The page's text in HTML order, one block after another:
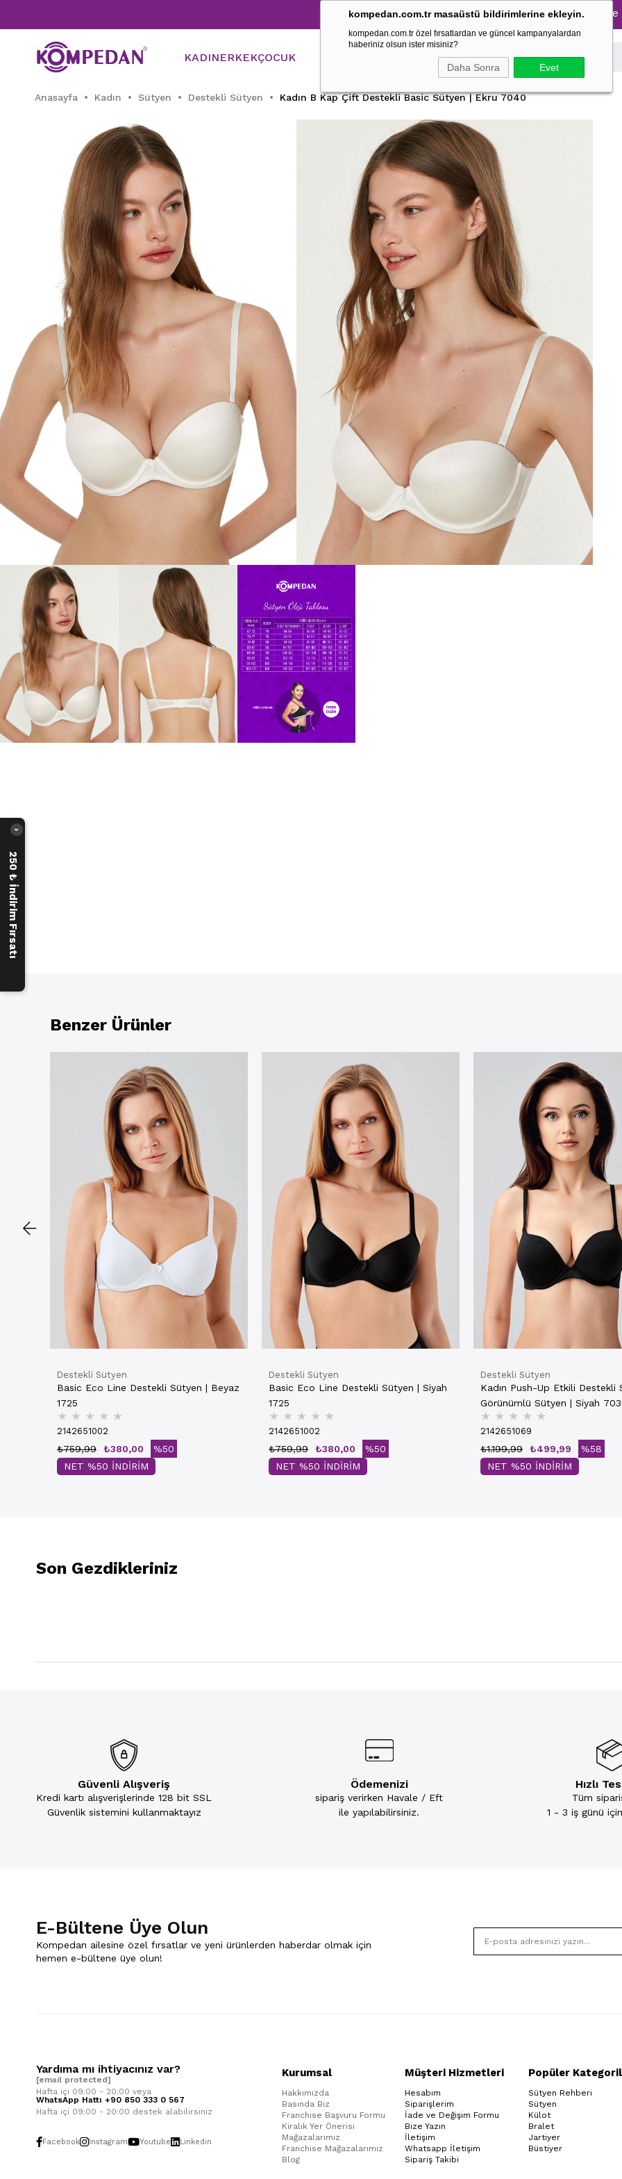
kompedan.com.tr masaüstü bildirimlerine ekleyin.
kompedan.com.tr özel fırsatlardan ve güncel kampanyalardan
haberiniz olsun ister misiniz?
Daha Sonra Evet
Tüm Pijama Takımlarında %30 İndirim → 1500 TL ve
KADINERKEKÇOCUK
Anasayfa Kadın Sütyen Destekli Sütyen Kadın B Kap Çift Destekli Basic Sütyen | Ekru 7040
Benzer Ürünler
Destekli Sütyen
Basic Eco Line Destekli Sütyen | Beyaz
1725
★ ★ ★ ★ ★
2142651002
₺380,00
₺759,99
%50
NET %50 İNDİRİM
Destekli Sütyen
Basic Eco Line Destekli Sütyen | Siyah
1725
★ ★ ★ ★ ★
2142651002
₺380,00
₺759,99
%50
NET %50 İNDİRİM
Destekli Sütyen
Kadın Push-Up Etkili Destekli
Görünümlü Sütyen | Siyah
★ ★ ★ ★ ★
2142651069
₺499,99
₺1.199,99
%58
NET %50 İNDİRİM
Son Gezdikleriniz
Güvenli Alışveriş
Kredi kartı alışverişlerinde 128 bit SSL
Güvenlik sistemini kullanmaktayız
Ödemenizi
sipariş verirken Havale / Eft
ile yapılabilirsiniz.
Hızlı
Tüm
1 - 3 iş günü
E-Bültene Üye Olun
Kompedan ailesine özel fırsatlar ve yeni ürünlerden haberdar olmak için
hemen e-bültene üye olun!
Yardıma mı ihtiyacınız var?
[email protected]
Hafta içi 09:00 - 20:00 veya
WhatsApp Hattı +90 850 333 0 567
Hafta içi 09:00 - 20:00 destek alabilirsiniz
Facebook Instagram Youtube Linkedin
Kurumsal
Hakkımızda
Basında Biz
Franchise Başvuru Formu
Kiralık Yer Önerisi
Mağazalarımız
Franchise Mağazalarımız
Blog
Müşteri Hizmetleri
Hesabım
Siparişlerim
İade ve Değişim Formu
Bize Yazın
İletişim
Whatsapp İletişim
Sipariş Takibi
Popüler
Sütyen Rehberi
Sütyen
Külot
Bralet
Jartiyer
Büstiyer
250 ₺ İndirim Fırsatı
›